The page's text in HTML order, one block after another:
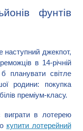
фунтів
наступний джекпот,
в 14-річній
планувати світле
родини: покупка
преміум-класу.
в лотерею
купити лотерейний